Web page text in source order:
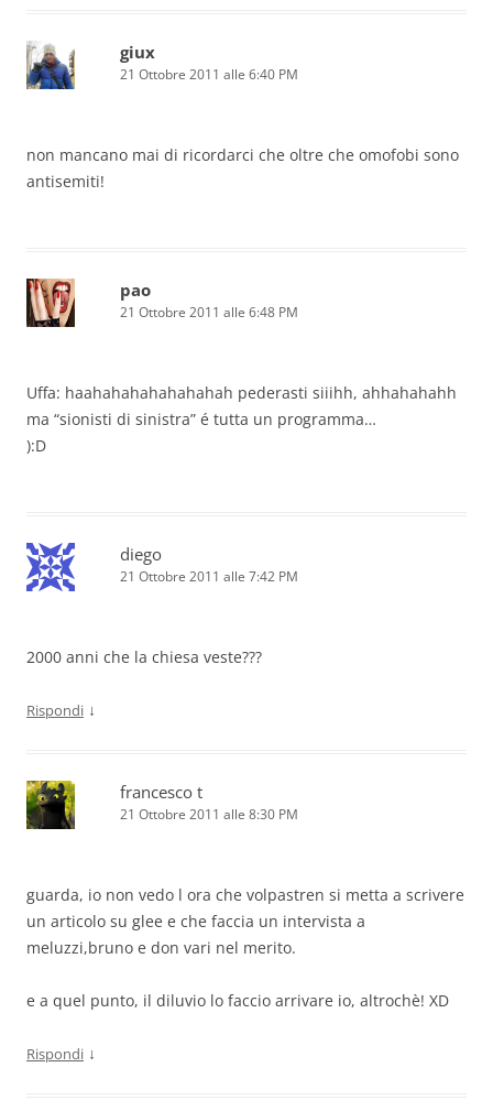
giux
21 Ottobre 2011 alle 6:40 PM
non mancano mai di ricordarci che oltre che omofobi sono
antisemiti!
pao
21 Ottobre 2011 alle 6:48 PM
Uffa: haahahahahahahahah pederasti siiihh, ahhahahahh
ma “sionisti di sinistra” é tutta un programma…
):D
diego
21 Ottobre 2011 alle 7:42 PM
2000 anni che la chiesa veste???
Rispondi ↓
francesco t
21 Ottobre 2011 alle 8:30 PM
guarda, io non vedo l ora che volpastren si metta a scrivere
un articolo su glee e che faccia un intervista a
meluzzi,bruno e don vari nel merito.
e a quel punto, il diluvio lo faccio arrivare io, altrochè! XD
Rispondi ↓